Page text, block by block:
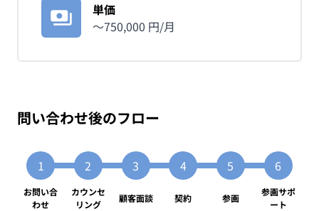
単価
〜750,000 円/月
問い合わせ後のフロー
お問い合
わせ
カウンセ
リング
顧客面談 契約 参画
参画サポ
ート